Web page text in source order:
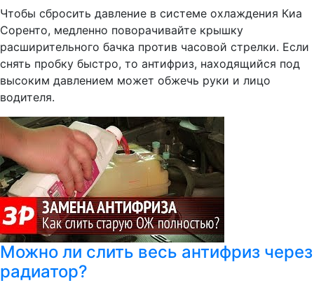
Чтобы сбросить давление в системе охлаждения Киа
Соренто, медленно поворачивайте крышку
расширительного бачка против часовой стрелки. Если
снять пробку быстро, то антифриз, находящийся под
высоким давлением может обжечь руки и лицо
водителя.
Можно ли слить весь антифриз через
радиатор?